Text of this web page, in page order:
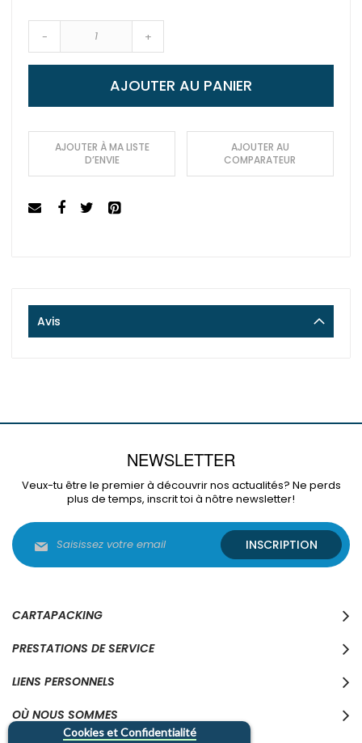
Cookies et Confidentialité
- +
AJOUTER AU PANIER
AJOUTER À MA LISTE
D’ENVIE
AJOUTER AU
COMPARATEUR
Avis
NEWSLETTER
Veux-tu être le premier à découvrir nos actualités? Ne perds
plus de temps, inscrit toi à nôtre newsletter!
à
notre
INSCRIPTION
CARTAPACKING
PRESTATIONS DE SERVICE
LIENS PERSONNELS
OÙ NOUS SOMMES